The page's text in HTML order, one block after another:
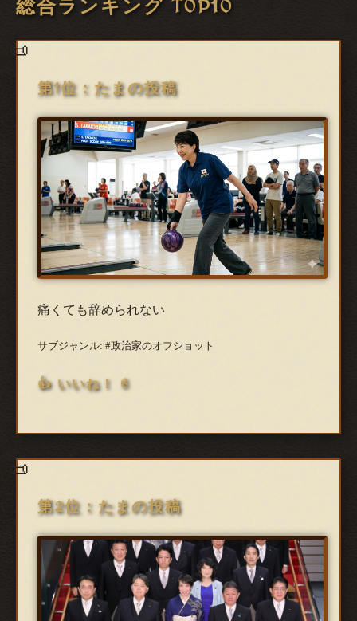
総合ランキング TOP10
第1位：たまの投稿
痛くても辞められない
サブジャンル: #政治家のオフショット
👍 いいね！ 6
第2位：たまの投稿